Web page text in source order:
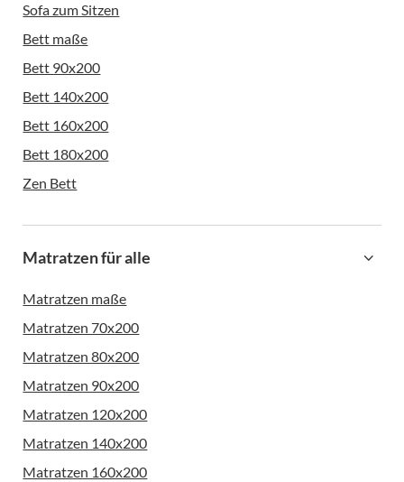
Sofa zum Sitzen
Bett maße
Bett 90x200
Bett 140x200
Bett 160x200
Bett 180x200
Zen Bett
Matratzen für alle
Matratzen maße
Matratzen 70x200
Matratzen 80x200
Matratzen 90x200
Matratzen 120x200
Matratzen 140x200
Matratzen 160x200